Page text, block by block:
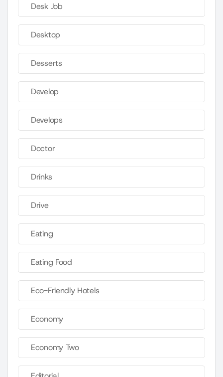
Desk Job
Desktop
Desserts
Develop
Develops
Doctor
Drinks
Drive
Eating
Eating Food
Eco-Friendly Hotels
Economy
Economy Two